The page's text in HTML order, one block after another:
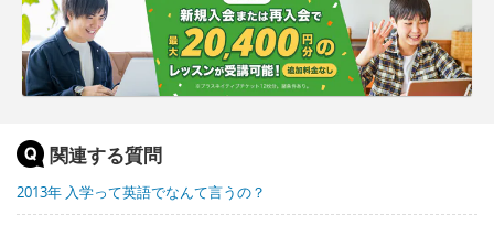
関連する質問
2013年 入学って英語でなんて言うの？